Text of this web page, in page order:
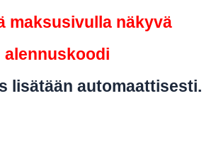
maksusivulla näkyvä
alennuskoodi
lisätään automaattisesti.